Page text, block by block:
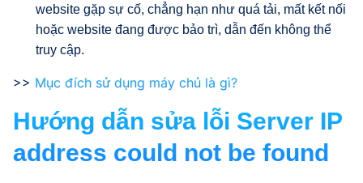
website gặp sự cố, chẳng hạn như quá tải, mất kết nối
hoặc website đang được bảo trì, dẫn đến không thể
truy cập.
>> Mục đích sử dụng máy chủ là gì?
Hướng dẫn sửa lỗi Server IP
address could not be found